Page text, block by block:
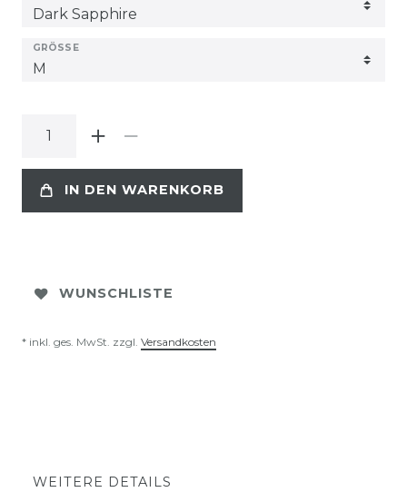
GRÖSSE
IN DEN WARENKORB
WUNSCHLISTE
* inkl. ges. MwSt. zzgl. Versandkosten
WEITERE DETAILS